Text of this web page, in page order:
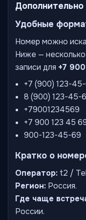
Дополнительно
Удобные
Номер можно
Ниже —
записи для +7
+7 (900) 123-
8 (900) 123-45-
+79001234569
+7 900 123 45
900-123-45-69
Кратко о
Оператор: t2 /
Регион: Россия.
Где чаще
России.